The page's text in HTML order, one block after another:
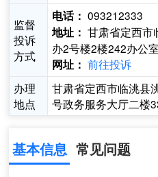
监督
投诉
方式
电话： 093212333
地址： 甘肃省定西市
办2号楼2楼242办公室
网址： 前往投诉
办理
地点
甘肃省定西市临洮县
号政务服务大厅二楼
基本信息 常见问题